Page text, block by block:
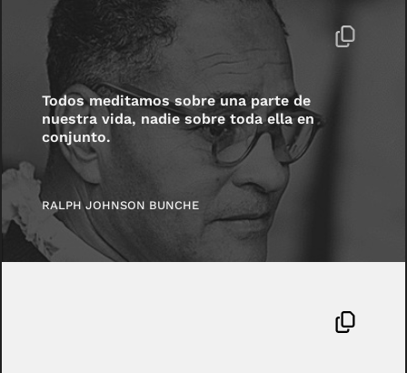
Todos meditamos sobre una parte de
nuestra vida, nadie sobre toda ella en
conjunto.
RALPH JOHNSON BUNCHE